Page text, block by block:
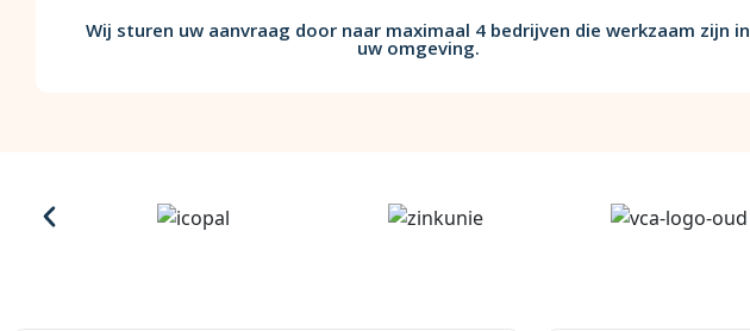
Wij sturen uw aanvraag door naar maximaal 4 bedrijven die werkzaam zijn in
uw omgeving.